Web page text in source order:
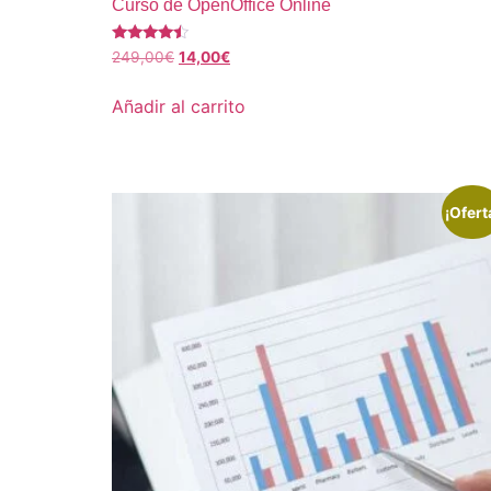
Curso de OpenOffice Online
Valorado
con
249,00€ 14,00€
Añadir al carrito